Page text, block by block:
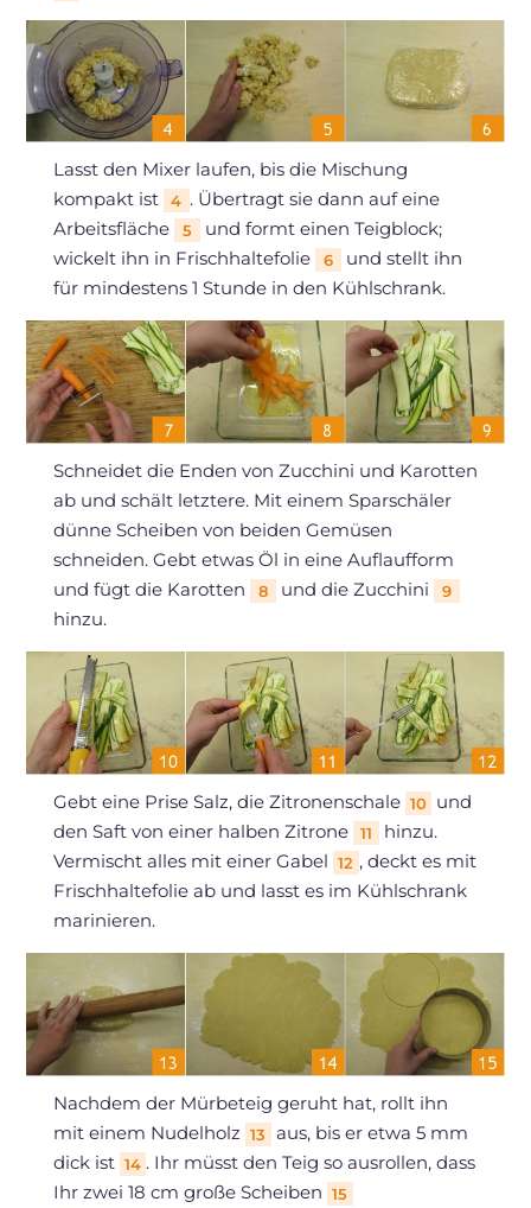
Lasst den Mixer laufen, bis die Mischung
kompakt ist
4 . Übertragt sie dann auf eine
Arbeitsfläche
5
und formt einen Teigblock;
wickelt ihn in Frischhaltefolie
6
und stellt ihn
für mindestens 1 Stunde in den Kühlschrank.
Schneidet die Enden von Zucchini und Karotten
ab und schält letztere. Mit einem Sparschäler
dünne Scheiben von beiden Gemüsen
schneiden. Gebt etwas Öl in eine Auflaufform
und fügt die Karotten
8 und die Zucchini 9
hinzu.
Gebt eine Prise Salz, die Zitronenschale 10 und
den Saft von einer halben Zitrone
11
hinzu.
Vermischt alles mit einer Gabel 12 , deckt es mit
Frischhaltefolie ab und lasst es im Kühlschrank
marinieren.
Nachdem der Mürbeteig geruht hat, rollt ihn
mit einem Nudelholz 13
aus, bis er etwa 5 mm
dick ist 14 . Ihr müsst den Teig so ausrollen, dass
Ihr zwei 18 cm große Scheiben 15